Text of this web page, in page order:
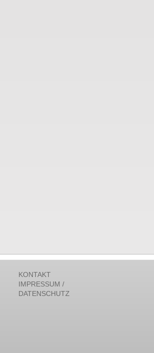
KONTAKT
IMPRESSUM /
DATENSCHUTZ